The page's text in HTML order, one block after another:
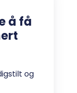
å få
og